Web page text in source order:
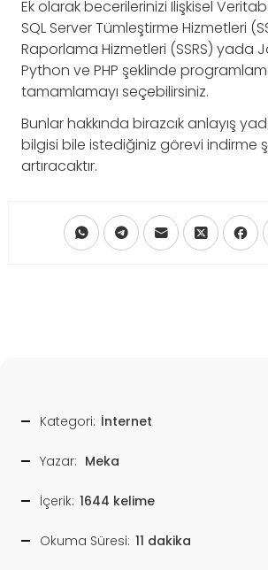
Ek olarak becerilerinizi İlişkisel
SQL Server Tümleştirme Hizmetleri
Raporlama Hizmetleri (SSRS) yada
Python ve PHP şeklinde
tamamlamayı seçebilirsiniz.
Bunlar hakkında birazcık anlayış
bilgisi bile istediğiniz görevi indirme
artıracaktır.
Kategori: İnternet
Yazar: Meka
İçerik: 1644 kelime
Okuma Süresi: 11 dakika